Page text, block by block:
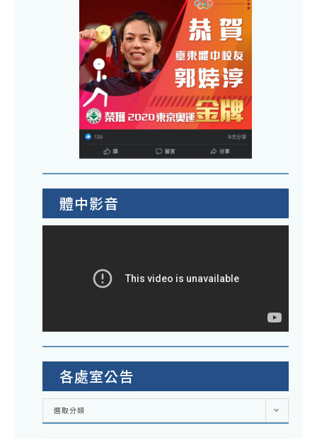
體中影音
各處室公告
各
室
選取分類